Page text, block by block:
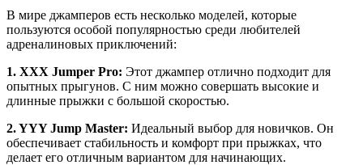
В мире джамперов есть несколько моделей, которые
пользуются особой популярностью среди любителей
адреналиновых приключений:
1. XXX Jumper Pro: Этот джампер отлично подходит для
опытных прыгунов. С ним можно совершать высокие и
длинные прыжки с большой скоростью.
2. YYY Jump Master: Идеальный выбор для новичков. Он
обеспечивает стабильность и комфорт при прыжках, что
делает его отличным вариантом для начинающих.